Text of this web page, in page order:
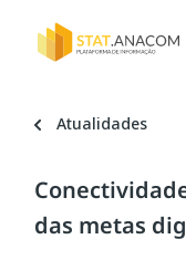
Atualidades
das metas